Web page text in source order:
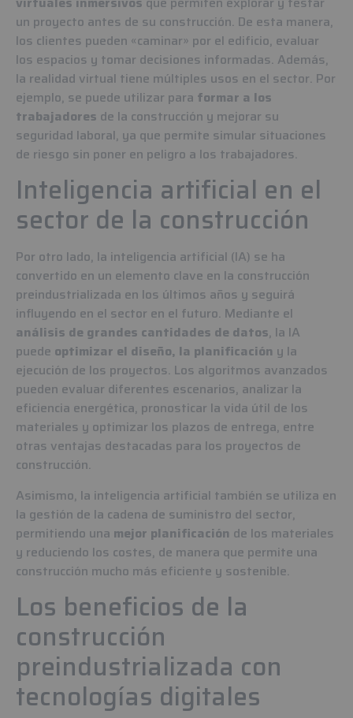
un proyecto antes de su construcción. De esta manera,
los clientes pueden «caminar» por el edificio, evaluar
los espacios y tomar decisiones informadas. Además,
la realidad virtual tiene múltiples usos en el sector. Por
ejemplo, se puede utilizar para formar a los
trabajadores de la construcción y mejorar su
seguridad laboral, ya que permite simular situaciones
de riesgo sin poner en peligro a los trabajadores.
Inteligencia artificial en el
sector de la construcción
Por otro lado, la inteligencia artificial (IA) se ha
convertido en un elemento clave en la construcción
preindustrializada en los últimos años y seguirá
influyendo en el sector en el futuro. Mediante el
análisis de grandes cantidades de datos, la IA
puede optimizar el diseño, la planificación y la
ejecución de los proyectos. Los algoritmos avanzados
pueden evaluar diferentes escenarios, analizar la
eficiencia energética, pronosticar la vida útil de los
materiales y optimizar los plazos de entrega, entre
otras ventajas destacadas para los proyectos de
construcción.
Asimismo, la inteligencia artificial también se utiliza en
la gestión de la cadena de suministro del sector,
permitiendo una mejor planificación de los materiales
y reduciendo los costes, de manera que permite una
construcción mucho más eficiente y sostenible.
Los beneficios de la
construcción
preindustrializada con
tecnologías digitales